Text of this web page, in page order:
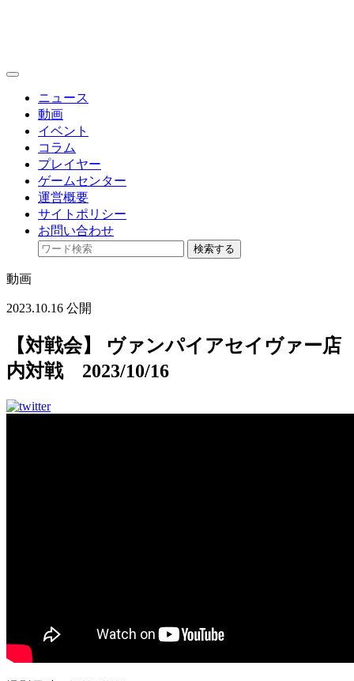
toggle
ニュース
動画
イベント
コラム
プレイヤー
ゲームセンター
運営概要
サイトポリシー
お問い合わせ
検索する
動画
2023.10.16 公開
【対戦会】 ヴァンパイアセイヴァー店
内対戦 2023/10/16